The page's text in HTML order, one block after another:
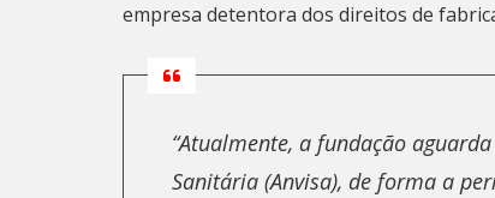
empresa detentora dos direitos de
“Atualmente, a fundação
Sanitária (Anvisa), de forma a